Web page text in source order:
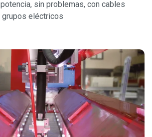
sin problemas, con cables
eléctricos